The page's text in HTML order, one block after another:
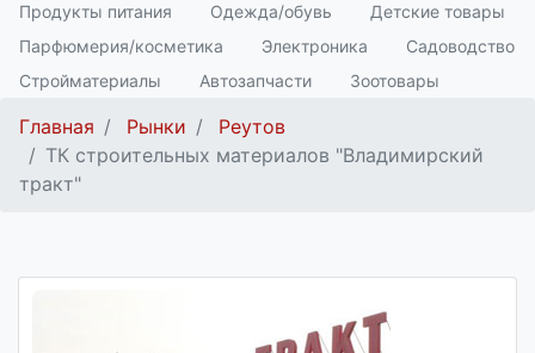
Продукты питания Одежда/обувь
Детские товары
Парфюмерия/косметика
Электроника
Садоводство
Стройматериалы
Автозапчасти Зоотовары
Главная Рынки
Реутов
ТК строительных материалов "Владимирский
тракт"